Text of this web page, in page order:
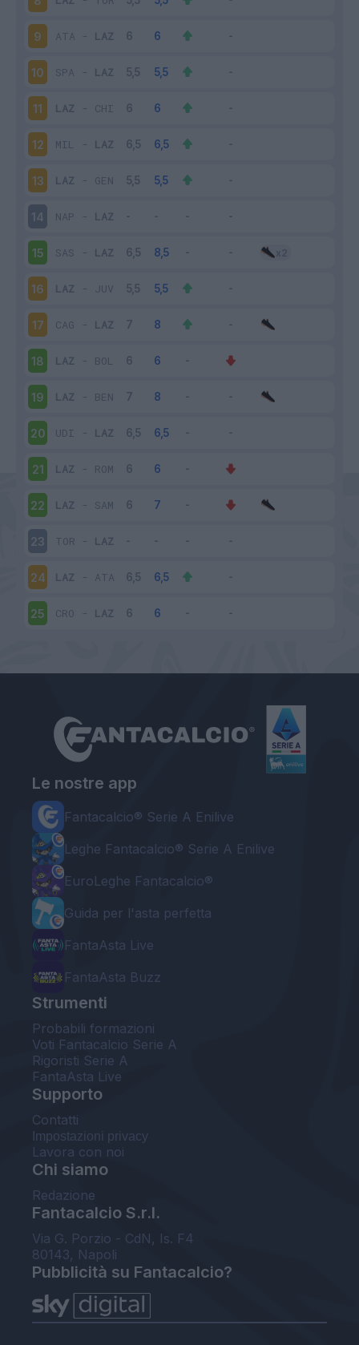
9 ATA - LAZ
10 SPA - LAZ
11 LAZ - CHI
12 MIL - LAZ
13 LAZ - GEN
14 NAP - LAZ
15 SAS - LAZ
16 LAZ - JUV
17 CAG - LAZ
18 LAZ - BOL
19 LAZ - BEN
20 UDI - LAZ
21 LAZ - ROM
22 LAZ - SAM
23 TOR - LAZ
24 LAZ - ATA
25 CRO - LAZ
Le nostre app
Fantacalcio® Serie A Enilive
Leghe Fantacalcio® Serie A Enilive
EuroLeghe Fantacalcio®
Guida per l'asta perfetta
FantaAsta Live
FantaAsta Buzz
Strumenti
Probabili formazioni
Voti Fantacalcio Serie A
Rigoristi Serie A
FantaAsta Live
Supporto
Contatti
Impostazioni privacy
Lavora con noi
Chi siamo
Redazione
Fantacalcio S.r.l.
Via G. Porzio - CdN, Is. F4
80143, Napoli
Pubblicità su Fantacalcio?